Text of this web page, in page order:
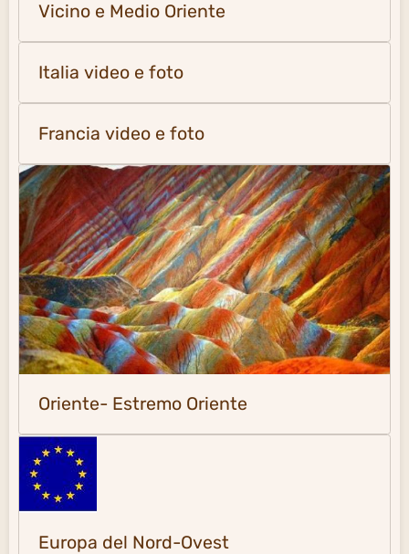
Vicino e Medio Oriente
Italia video e foto
Francia video e foto
Oriente- Estremo Oriente
Europa del Nord-Ovest